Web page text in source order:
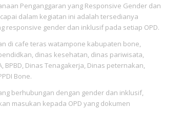
Penganggaran yang Responsive Gender dan
dalam kegiatan ini adalah tersedianya
responsive gender dan inklusif pada setiap OPD.
di cafe teras watampone kabupaten bone,
dinas kesehatan, dinas pariwisata,
BPBD, Dinas Tenagakerja, Dinas peternakan,
Bone.
berhubungan dengan gender dan inklusif,
masukan kepada OPD yang dokumen